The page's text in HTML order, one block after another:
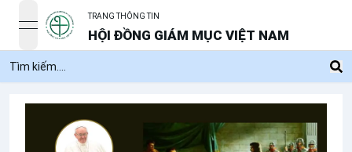
open navigation menu
TRANG THÔNG TIN
HỘI ĐỒNG GIÁM MỤC VIỆT NAM